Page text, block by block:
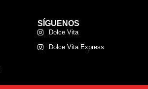
SÍGUENOS
Dolce Vita
Dolce Vita Express